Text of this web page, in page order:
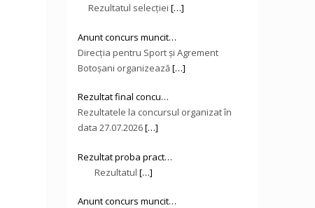
Rezultatul selecției […]
Anunt concurs muncit…
Direcţia pentru Sport și Agrement
Botoşani organizează[…]
Rezultat final concu…
Rezultatele la concursul organizat în
data 27.07.2026[…]
Rezultat proba pract…
Rezultatul […]
Anunt concurs muncit…